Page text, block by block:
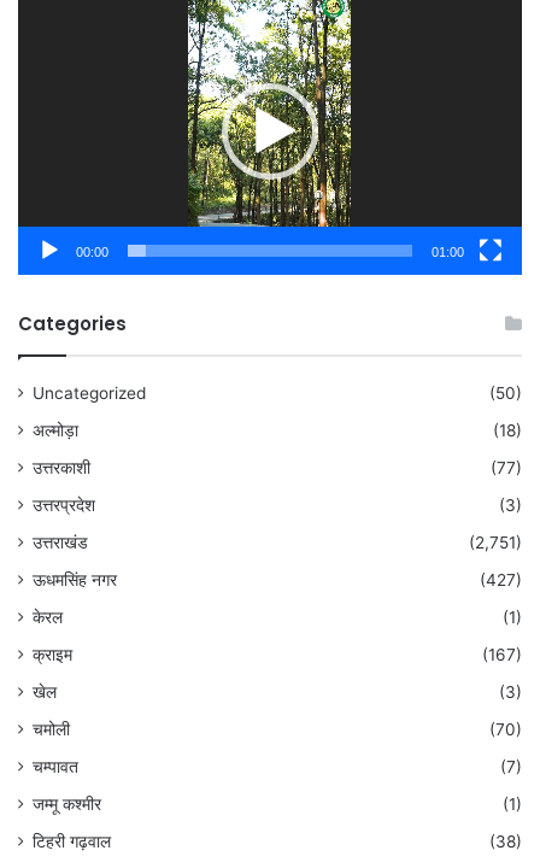
00:00 01:00
Categories
Uncategorized
(50)
अल्मोड़ा
(18)
उत्तरकाशी
(77)
उत्तरप्रदेश
(3)
उत्तराखंड
(2,751)
ऊधमसिंह नगर
(427)
केरल
(1)
क्राइम
(167)
खेल
(3)
चमोली
(70)
चम्पावत
(7)
जम्मू कश्मीर
(1)
टिहरी गढ़वाल
(38)